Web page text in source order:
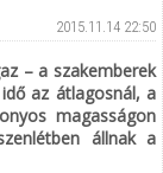
2015.11.14 22:50
– a szakemberek
az átlagosnál, a
magasságon
állnak a